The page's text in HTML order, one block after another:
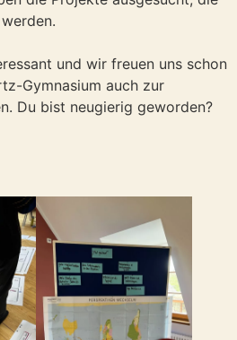
und wir freuen uns schon
Gymnasium auch zur
Du bist neugierig geworden?